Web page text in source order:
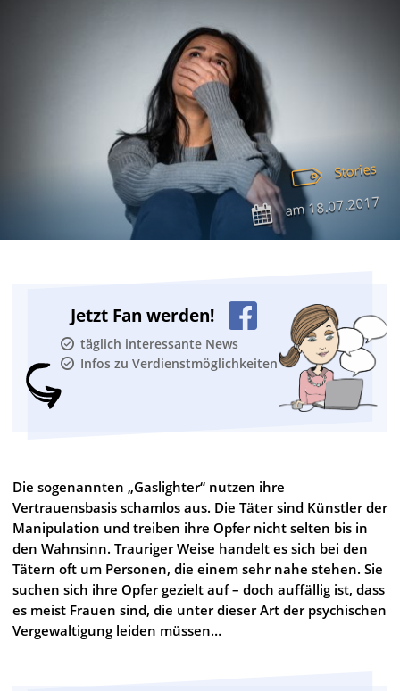
Stories
am18.07.2017
Jetzt Fan werden!
täglich interessante News
Infos zu Verdienstmöglichkeiten
Die sogenannten „Gaslighter“ nutzen ihre
Vertrauensbasis schamlos aus. Die Täter sind Künstler der
Manipulation und treiben ihre Opfer nicht selten bis in
den Wahnsinn. Trauriger Weise handelt es sich bei den
Tätern oft um Personen, die einem sehr nahe stehen. Sie
suchen sich ihre Opfer gezielt auf – doch auffällig ist, dass
es meist Frauen sind, die unter dieser Art der psychischen
Vergewaltigung leiden müssen…